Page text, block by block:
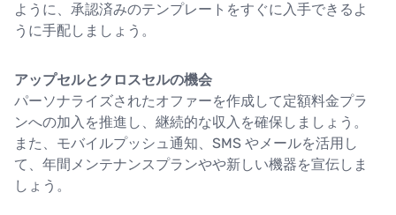
ように、承認済みのテンプレートをすぐに入手できるよ
うに手配しましょう。
アップセルとクロスセルの機会
パーソナライズされたオファーを作成して定額料金プラ
ンへの加入を推進し、継続的な収入を確保しましょう。
また、モバイルプッシュ通知、SMS やメールを活用し
て、年間メンテナンスプランやや新しい機器を宣伝しま
しょう。